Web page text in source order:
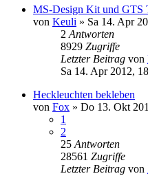
MS-Design Kit und GTS
von Keuli » Sa 14. Apr
2 Antworten
8929 Zugriffe
Letzter Beitrag von
Sa 14. Apr 2012,
Heckleuchten bekleben
von Fox » Do 13. Okt
1
2
25 Antworten
28561 Zugriffe
Letzter Beitrag von